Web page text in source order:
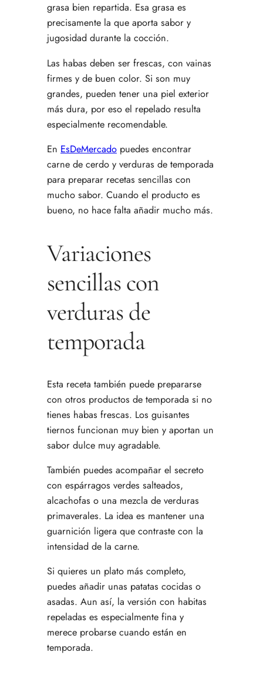
grasa bien repartida. Esa grasa es
precisamente la que aporta sabor y
jugosidad durante la cocción.
Las habas deben ser frescas, con vainas
firmes y de buen color. Si son muy
grandes, pueden tener una piel exterior
más dura, por eso el repelado resulta
especialmente recomendable.
En EsDeMercado puedes encontrar
carne de cerdo y verduras de temporada
para preparar recetas sencillas con
mucho sabor. Cuando el producto es
bueno, no hace falta añadir mucho más.
Variaciones
sencillas con
verduras de
temporada
Esta receta también puede prepararse
con otros productos de temporada si no
tienes habas frescas. Los guisantes
tiernos funcionan muy bien y aportan un
sabor dulce muy agradable.
También puedes acompañar el secreto
con espárragos verdes salteados,
alcachofas o una mezcla de verduras
primaverales. La idea es mantener una
guarnición ligera que contraste con la
intensidad de la carne.
Si quieres un plato más completo,
puedes añadir unas patatas cocidas o
asadas. Aun así, la versión con habitas
repeladas es especialmente fina y
merece probarse cuando están en
temporada.